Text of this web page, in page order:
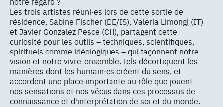
Les trois artistes réuni·es lors de cette sortie de
résidence, Sabine Fischer (DE/IS), Valeria Limongi (IT)
et Javier Gonzalez Pesce (CH), partagent cette
curiosité pour les outils – techniques, scientifiques,
spirituels comme idéologiques – qui façonnent notre
vision et notre vivre-ensemble. Iels décortiquent les
manières dont les humain·es créent du sens, et
accordent une place importante au rôle que jouent
nos sensations et nos vécus dans ces processus de
connaissance et d'interprétation de soi et du monde.